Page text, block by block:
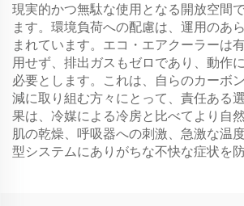
現実的かつ無駄な使用となる開放空間
ます。環境負荷への配慮は、運用のあ
まれています。エコ・エアクーラーは
用せず、排出ガスもゼロであり、動作
必要とします。これは、自らのカーボ
減に取り組む方々にとって、責任ある
果は、冷媒による冷房と比べてより自
肌の乾燥、呼吸器への刺激、急激な温
型システムにありがちな不快な症状を防